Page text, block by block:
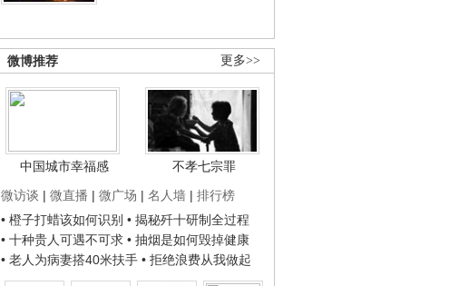
更多>>
微博推荐
中国城市幸福感
不孝七宗罪
微访谈 | 微直播 | 微广场 | 名人墙 | 排行榜
• 橙子打蜡该如何识别 • 揭秘歼十研制全过程
• 十种贵人可遇不可求 • 抽烟是如何毁掉健康
• 老人为病妻搭40米扶手 • 拒绝浪费从我做起